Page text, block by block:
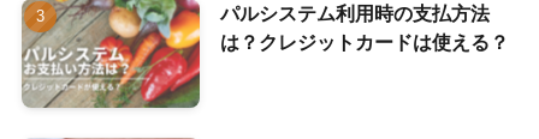
パルシステム利用時の支払方法
は？クレジットカードは使える？